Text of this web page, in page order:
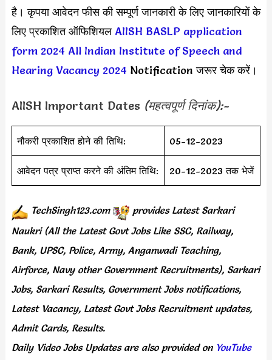
है। कृपया आवेदन फीस की सम्पूर्ण जानकारी के लिए जानकारियों के
लिए प्रकाशित ऑफिशियल AIISH BASLP application
form 2024 All Indian Institute of Speech and
Hearing Vacancy 2024 Notification जरूर चेक करें।
AIISH Important Dates (महत्वपूर्ण दिनांक):-
नौकरी प्रकाशित होने की तिथि: 05-12-2023
आवेदन पत्र प्राप्त करने की अंतिम तिथि: 20-12-2023 तक भेजें
TechSingh123.com provides Latest Sarkari
Naukri (All the Latest Govt Jobs Like SSC, Railway,
Bank, UPSC, Police, Army, Anganwadi Teaching,
Airforce, Navy other Government Recruitments), Sarkari
Jobs, Sarkari Results, Government Jobs notifications,
Latest Vacancy, Latest Govt Jobs Recruitment updates,
Admit Cards, Results.
Daily Video Jobs Updates are also provided onYouTube